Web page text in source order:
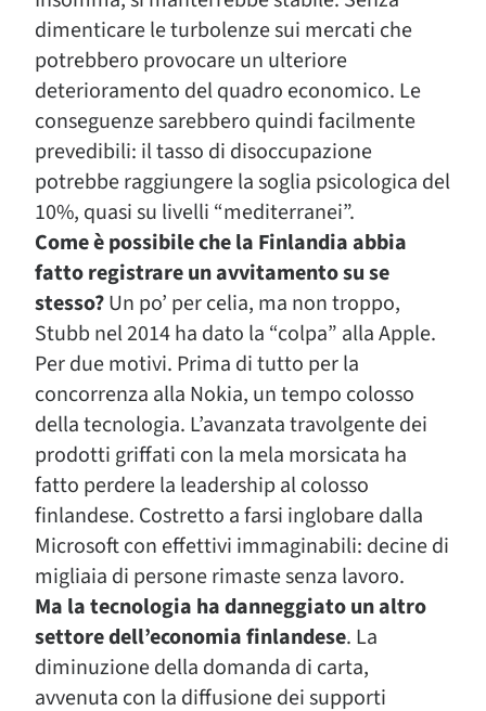
dimenticare le turbolenze sui mercati che
potrebbero provocare un ulteriore
deterioramento del quadro economico. Le
conseguenze sarebbero quindi facilmente
prevedibili: il tasso di disoccupazione
potrebbe raggiungere la soglia psicologica del
10%, quasi su livelli “mediterranei”.
Come è possibile che la Finlandia abbia
fatto registrare un avvitamento su se
stesso?Un po’ per celia, ma non troppo,
Stubb nel 2014 ha dato la “colpa” alla Apple.
Per due motivi. Prima di tutto per la
concorrenza alla Nokia, un tempo colosso
della tecnologia. L’avanzata travolgente dei
prodotti griffati con la mela morsicata ha
fatto perdere la leadership al colosso
finlandese. Costretto a farsi inglobare dalla
Microsoft con effettivi immaginabili: decine di
migliaia di persone rimaste senza lavoro.
Ma la tecnologia ha danneggiato un altro
settore dell’economia finlandese. La
diminuzione della domanda di carta,
avvenuta con la diffusione dei supporti